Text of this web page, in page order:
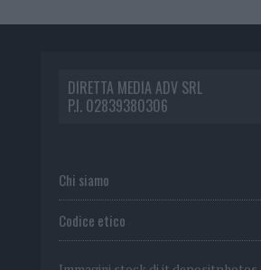
DIRETTA MEDIA ADV SRL
P.I. 02839380306
Chi siamo
Codice etico